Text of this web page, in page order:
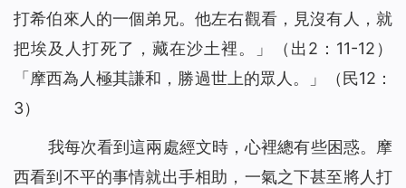
打希伯來人的一個弟兄。他左右觀看，見沒有人，就
把埃及人打死了，藏在沙土裡。」（出2：11-12）
「摩西為人極其謙和，勝過世上的眾人。」（民12：
3）
我每次看到這兩處經文時，心裡總有些困惑。摩
西看到不平的事情就出手相助，一氣之下甚至將人打